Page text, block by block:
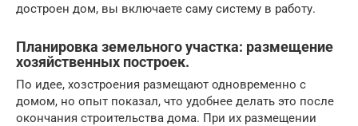
достроен дом, вы включаете саму систему в работу.
Планировка земельного участка: размещение
хозяйственных построек.
По идее, хозстроения размещают одновременно с
домом, но опыт показал, что удобнее делать это после
окончания строительства дома. При их размещении